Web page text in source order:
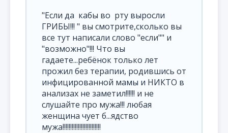
"Если да кабы во рту выросли
ГРИБЫ!!! " вы смотрите,сколько вы
все тут написали слово "если"" и
"возможно"!!! Что вы
гадаете...ребёнок только лет
прожил без терапии, родившись от
инфицированной мамы и НИКТО в
анализах не заметил!!!!!! и не
слушайте про мужа!!! любая
женщина чует б...ядство
мужа!!!!!!!!!!!!!!!!!!!!!!!!!